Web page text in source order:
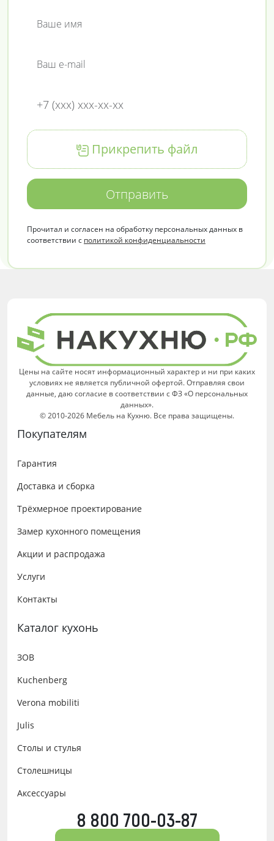
Прикрепить файл
Отправить
Прочитал и согласен на обработку персональных данных в
соответствии с политикой конфиденциальности
Цены на сайте носят информационный характер и ни при каких
условиях не является публичной офертой. Отправляя свои
данные, даю согласие в соответствии с ФЗ «О персональных
данных».
© 2010-2026 Мебель на Кухню. Все права защищены.
Покупателям
Гарантия
Доставка и сборка
Трёхмерное проектирование
Замер кухонного помещения
Акции и распродажа
Услуги
Контакты
Каталог кухонь
ЗОВ
Kuchenberg
Verona mobiliti
Julis
Столы и стулья
Столешницы
Аксессуары
8 800 700-03-87